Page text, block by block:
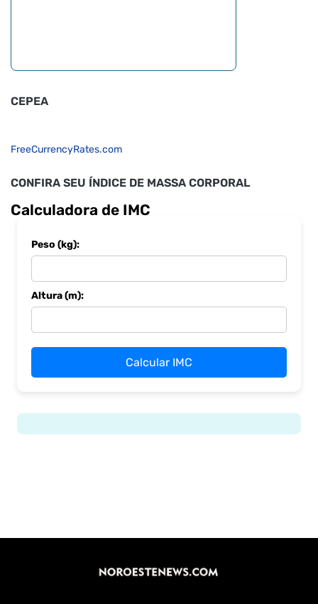
CEPEA
FreeCurrencyRates.com
CONFIRA SEU ÍNDICE DE MASSA CORPORAL
Calculadora de IMC
Peso (kg):
Altura (m):
Calcular IMC